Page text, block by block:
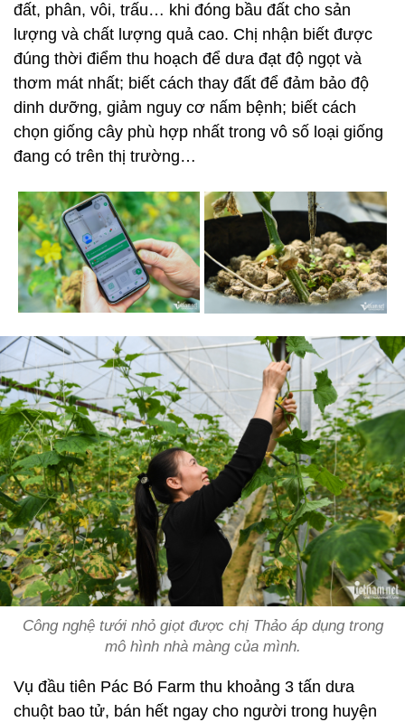
đất, phân, vôi, trấu… khi đóng bầu đất cho sản
lượng và chất lượng quả cao. Chị nhận biết được
đúng thời điểm thu hoạch để dưa đạt độ ngọt và
thơm mát nhất; biết cách thay đất để đảm bảo độ
dinh dưỡng, giảm nguy cơ nấm bệnh; biết cách
chọn giống cây phù hợp nhất trong vô số loại giống
đang có trên thị trường…
Công nghệ tưới nhỏ giọt được chị Thảo áp dụng trong
mô hình nhà màng của mình.
Vụ đầu tiên Pác Bó Farm thu khoảng 3 tấn dưa
chuột bao tử, bán hết ngay cho người trong huyện